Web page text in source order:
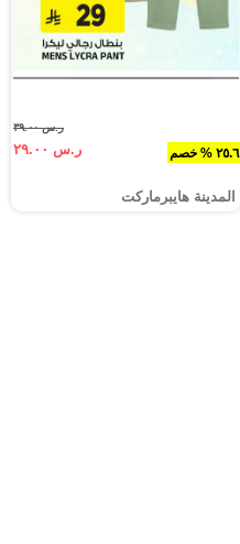
٢٥.٦ % خصم
ر.س ٣٩.٠٠
ر.س ٢٩.٠٠
المدينة هايبرماركت